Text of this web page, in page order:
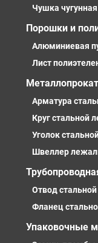
Чушка чугунная
Порошки и
Алюминиевая
Лист
Арматура
Круг стальной
Уголок
Швеллер
Отвод стальной
Фланец
Упаковочные